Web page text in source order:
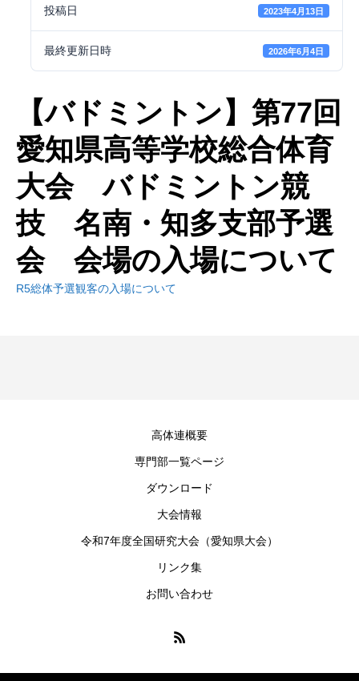
投稿日 2023年4月13日
最終更新日時 2026年6月4日
【バドミントン】第77回
愛知県高等学校総合体育
大会 バドミントン競
技 名南・知多支部予選
会 会場の入場について
R5総体予選観客の入場について
高体連概要
専門部一覧ページ
ダウンロード
大会情報
令和7年度全国研究大会（愛知県大会）
リンク集
お問い合わせ